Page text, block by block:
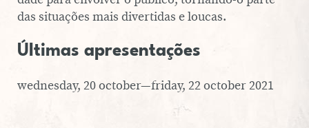
das si­tu­a­ções mais di­ver­ti­das e loucas.
Últimas apresentações
wednesday, 20 october—friday, 22 october 2021